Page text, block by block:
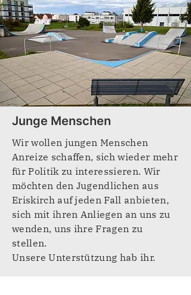
Junge Menschen
Wir wollen jungen Menschen
Anreize schaffen, sich wieder mehr
für Politik zu interessieren. Wir
möchten den Jugendlichen aus
Eriskirch auf jeden Fall anbieten,
sich mit ihren Anliegen an uns zu
wenden, uns ihre Fragen zu
stellen.
Unsere Unterstützung hab ihr.